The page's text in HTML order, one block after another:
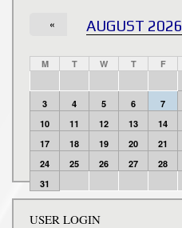
AUGUST 2026
«
M T W T F
3
4 5 6 7
10
11 12 13 14
17
18 19 20 21
24
25 26 27 28
31
USER LOGIN